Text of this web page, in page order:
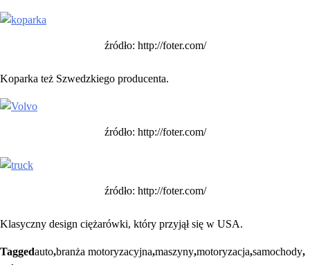
źródło: http://foter.com/
Koparka też Szwedzkiego producenta.
źródło: http://foter.com/
źródło: http://foter.com/
Klasyczny design ciężarówki, który przyjął się w USA.
Taggedauto,branża motoryzacyjna,maszyny,motoryzacja,samochody,